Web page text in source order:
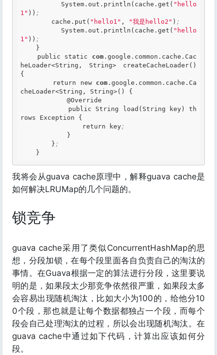
        System
.out .println (cache .get ( "hello
1" )) ;
        cache
.put ( "hello1" , "我是hello2" ) ;
        System
.out .println (cache .get ( "hello
1" )) ;
    public static
com .google .common .cache .Cac
heLoader<String, String> createCacheLoader()
{
        return new
com .google .common .cache .Ca
cheLoader<String, String>() {
rows Exception {
                return key
;
        }
;
我将会从guava cache原理中，解释guava cache是
如何解决LRUMap的几个问题的。
锁竞争
guava cache采用了类似ConcurrentHashMap的思
想，分段加锁，在每个段里面各自负责自己的淘汰的
事情。在Guava根据一定的算法进行分段，这里要说
明的是，如果段太少那竞争依然很严重，如果段太多
会容易出现随机淘汰，比如大小为100的，给他分10
0个段，那也就是让每个数据都独占一个段，而每个
段会自己处理淘汰的过程，所以会出现随机淘汰。在
guava cache中通过如下代码，计算出应该如何分
段。